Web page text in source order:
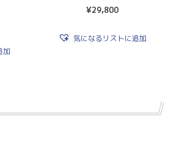
加
¥29,800
気になるリストに追加